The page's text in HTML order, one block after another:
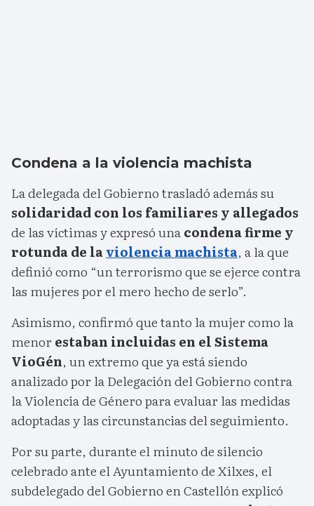
Condena a la violencia machista
La delegada del Gobierno trasladó además su
solidaridad con los familiares y allegados
de las víctimas y expresó unacondena firme y
rotunda de laviolencia machista, a la que
definió como “un terrorismo que se ejerce contra
las mujeres por el mero hecho de serlo”.
Asimismo, confirmó que tanto la mujer como la
menorestaban incluidas en el Sistema
VioGén, un extremo que ya está siendo
analizado por la Delegación del Gobierno contra
la Violencia de Género para evaluar las medidas
adoptadas y las circunstancias del seguimiento.
Por su parte, durante el minuto de silencio
celebrado ante el Ayuntamiento de Xilxes, el
subdelegado del Gobierno en Castellón explicó